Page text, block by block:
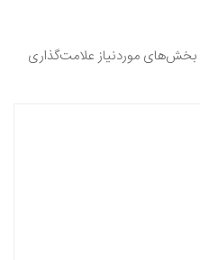
بخش‌های موردنیاز علامت‌گذاری